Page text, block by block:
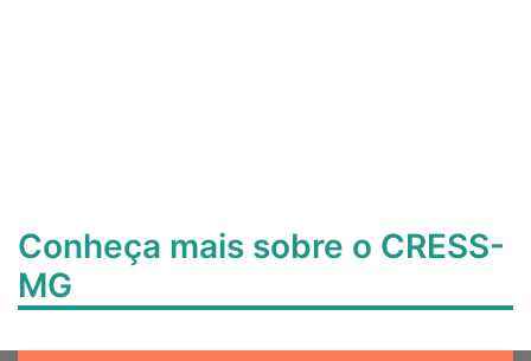
Conheça mais sobre o CRESS-
MG